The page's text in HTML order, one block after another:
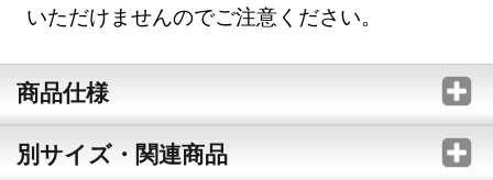
いただけませんのでご注意ください。
商品仕様
別サイズ・関連商品